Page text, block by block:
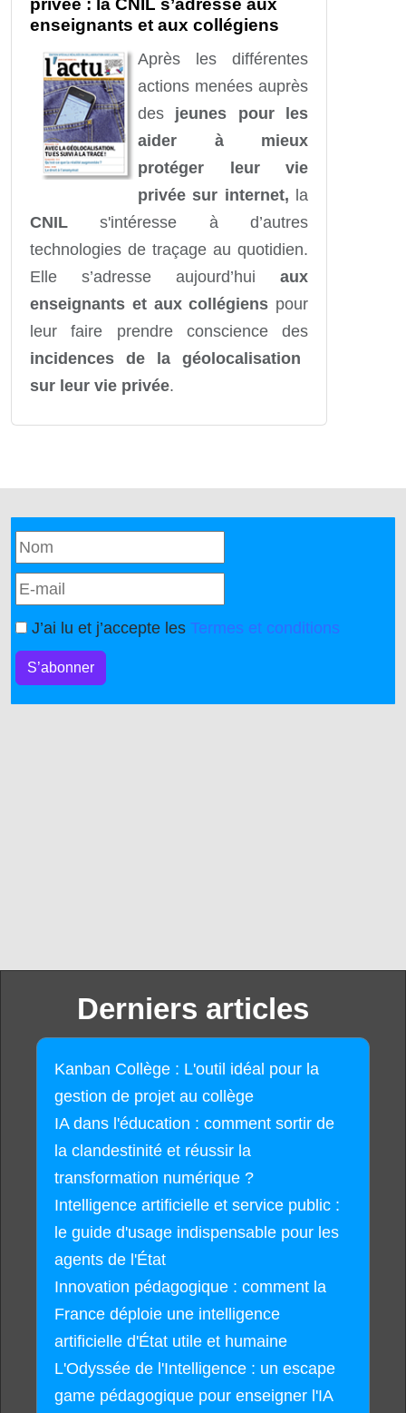
privée : la CNIL s’adresse aux
enseignants et aux collégiens
Après les différentes
actions menées auprès
des jeunes pour les
aider à mieux
protéger leur vie
privée sur internet, la
CNIL s'intéresse à d’autres
technologies de traçage au quotidien.
Elle s’adresse aujourd’hui aux
enseignants et aux collégiens pour
leur faire prendre conscience des
incidences de la géolocalisation
sur leur vie privée.
J’ai lu et j’accepte les Termes et conditions
S’abonner
Derniers articles
Kanban Collège : L'outil idéal pour la
gestion de projet au collège
IA dans l'éducation : comment sortir de
la clandestinité et réussir la
transformation numérique ?
Intelligence artificielle et service public :
le guide d'usage indispensable pour les
agents de l'État
Innovation pédagogique : comment la
France déploie une intelligence
artificielle d'État utile et humaine
L'Odyssée de l'Intelligence : un escape
game pédagogique pour enseigner l'IA